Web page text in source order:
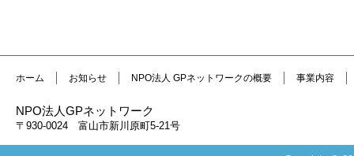
ホーム お知らせ NPO法人 GPネットワークの概要 事業内容
NPO法人GPネットワーク
〒930-0024 富山市新川原町5-21号